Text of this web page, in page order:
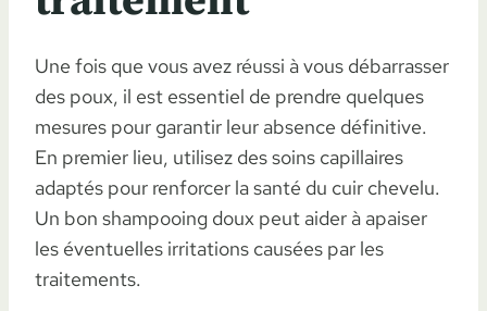
Une fois que vous avez réussi à vous débarrasser
des poux, il est essentiel de prendre quelques
mesures pour garantir leur absence définitive.
En premier lieu, utilisez des soins capillaires
adaptés pour renforcer la santé du cuir chevelu.
Un bon shampooing doux peut aider à apaiser
les éventuelles irritations causées par les
traitements.